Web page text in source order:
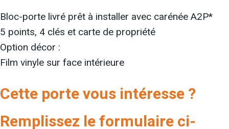
Bloc-porte livré prêt à installer avec carénée A2P*
5 points, 4 clés et carte de propriété
Option décor :
Film vinyle sur face intérieure
Cette porte vous intéresse ?
Remplissez le formulaire ci-